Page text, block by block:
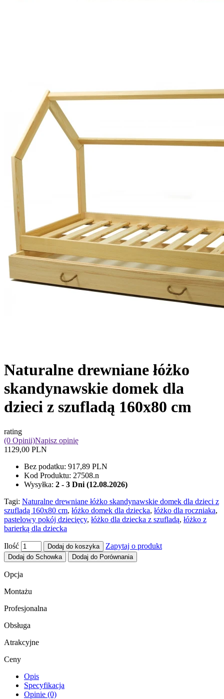
Naturalne drewniane łóżko
skandynawskie domek dla
dzieci z szufladą 160x80 cm
rating
(0 Opinii)Napisz opinię
1129,00 PLN
Bez podatku: 917,89 PLN
Kod Produktu: 27508.n
Wysyłka: 2 - 3 Dni (12.08.2026)
Tagi: Naturalne drewniane łóżko skandynawskie domek dla dzieci z
szufladą 160x80 cm, łóżko domek dla dziecka, łóżko dla roczniaka,
pastelowy pokój dziecięcy, łóżko dla dziecka z szufladą, łóżko z
barierką dla dziecka
Ilość Dodaj do koszyka Zapytaj o produkt
Dodaj do Schowka Dodaj do Porównania
Opcja
Montażu
Profesjonalna
Obsługa
Atrakcyjne
Ceny
Opis
Specyfikacja
Opinie (0)